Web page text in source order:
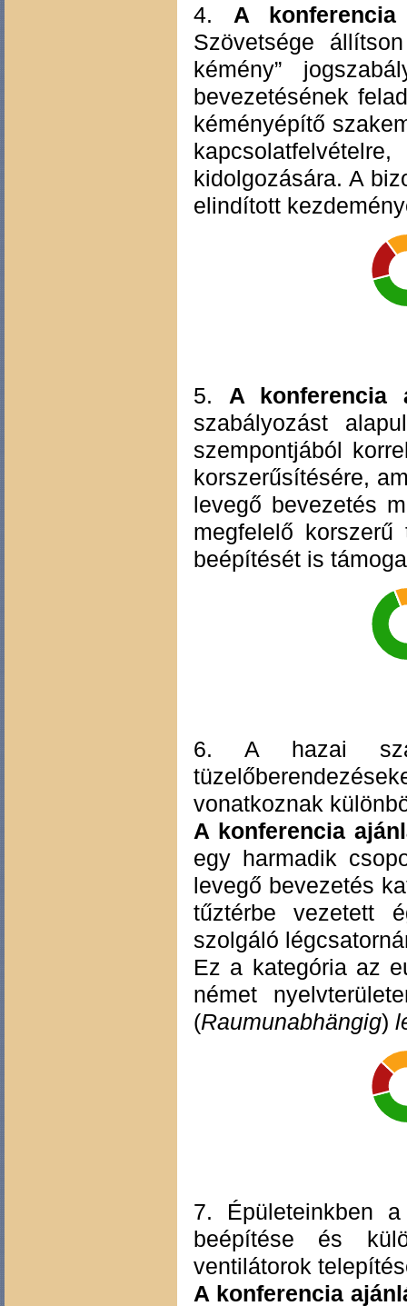
4. A konferencia
Szövetsége
kémény”
bevezetésének
kéményépítő
kidolgozására. A
elindított
5. A konferencia
szabályozást
szempontjából
korszerűsítésére,
levegő bevezetés
megfelelő korszerű
beépítését is
6. A hazai
vonatkoznak
A konferencia
egy harmadik
levegő bevezetés
tűztérbe vezetett
szolgáló
Ez a kategória az
német
(Raumunabhängig)
7. Épületeinkben
beépítése és
ventilátorok
A konferencia